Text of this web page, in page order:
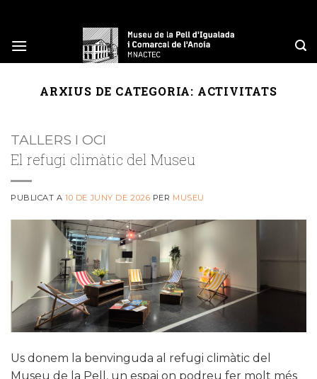
content
ARXIUS DE CATEGORIA: ACTIVITATS
TALLERS I OCI
El refugi climàtic del Museu
PUBLICAT A10 DE JUNY DE 2026 PER MUSEU
Us donem la benvinguda al refugi climàtic del
Museu de la Pell, un espai on podreu fer molt més